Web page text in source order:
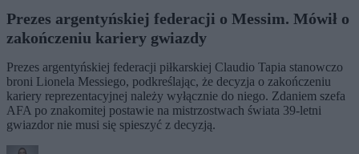
Prezes argentyńskiej federacji o Messim. Mówił o
zakończeniu kariery gwiazdy
Prezes argentyńskiej federacji piłkarskiej Claudio Tapia stanowczo
broni Lionela Messiego, podkreślając, że decyzja o zakończeniu
kariery reprezentacyjnej należy wyłącznie do niego. Zdaniem szefa
AFA po znakomitej postawie na mistrzostwach świata 39-letni
gwiazdor nie musi się spieszyć z decyzją.